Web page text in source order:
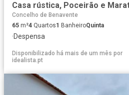
Casa rústica, Poceirão e
Concelho de Benavente
65 m²4 Quartos1 BanheiroQuinta
·Despensa
Disponibilizado há mais de um mês por
idealista.pt